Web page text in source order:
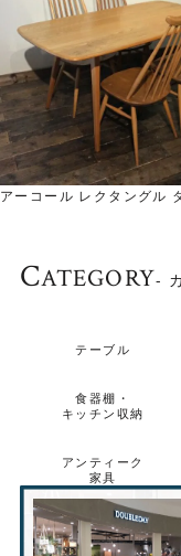
アーコール レクタングル
CATEGORY-
テーブル
食器棚・
キッチン収納
アンティーク
家具